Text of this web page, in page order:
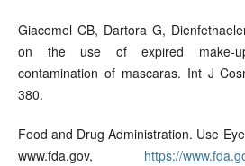
Giacomel CB, Dartora G,
on the use of expired make-
contamination of mascaras. Int J
380.
Food and Drug Administration. Use
www.fda.gov, https://